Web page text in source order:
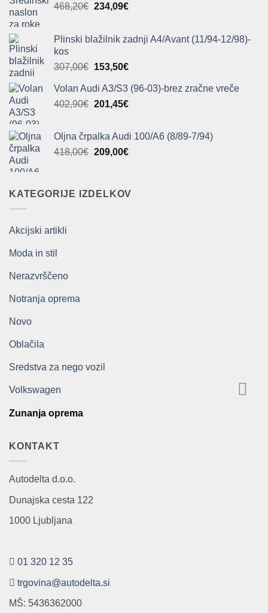
468,20€ Izvirna
bila:
234,09€Trenutna
234,09€.
Plinski blažilnik zadnji A4/Avant (11/94-12/98)-
kos
307,00€ Izvirna
je
bila:
153,50€Trenutna
je:
153,50€.
Volan Audi A3/S3 (96-03)-brez zračne vreče
402,90€ Izvirna
bila:
402,90€.
201,45€Trenutna
201,45€.
Oljna črpalka Audi 100/A6 (8/89-7/94)
418,00€ Izvirna
bila:
209,00€Trenutna
209,00€.
KATEGORIJE IZDELKOV
Akcijski artikli
Moda in stil
Nerazvrščeno
Notranja oprema
Novo
Oblačila
Sredstva za nego vozil
Volkswagen
Zunanja oprema
KONTAKT
Autodelta d.o.o.
Dunajska cesta 122
1000 Ljubljana
01 320 12 35
trgovina@autodelta.si
MŠ: 5436362000